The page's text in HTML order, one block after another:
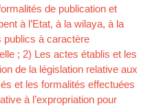
de publication et
à l’Etat, à la wilaya, à la
publics à caractère
; 2) Les actes établis et les
de la législation relative aux
et les formalités effectuées
à l’expropriation pour